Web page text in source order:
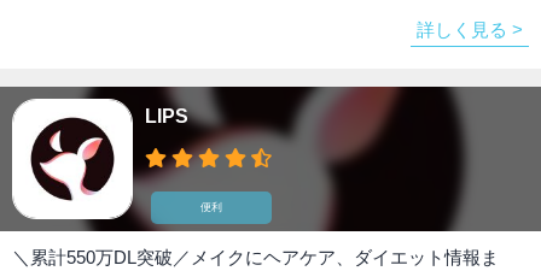
詳しく見る >
LIPS
便利
＼累計550万DL突破／メイクにヘアケア、ダイエット情報ま